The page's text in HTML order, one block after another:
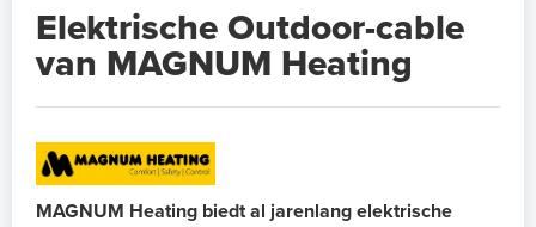
Elektrische Outdoor-cable
van MAGNUM Heating
MAGNUM Heating biedt al jarenlang elektrische